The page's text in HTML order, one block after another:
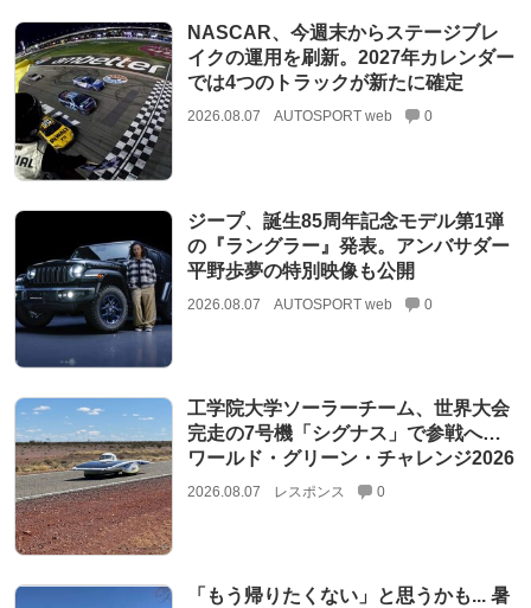
NASCAR、今週末からステージブレ
イクの運用を刷新。2027年カレンダー
では4つのトラックが新たに確定
2026.08.07 AUTOSPORT web 0
ジープ、誕生85周年記念モデル第1弾
の『ラングラー』発表。アンバサダー
平野歩夢の特別映像も公開
2026.08.07 AUTOSPORT web 0
工学院大学ソーラーチーム、世界大会
完走の7号機「シグナス」で参戦へ…
ワールド・グリーン・チャレンジ2026
2026.08.07 レスポンス 0
「もう帰りたくない」と思うかも... 暑